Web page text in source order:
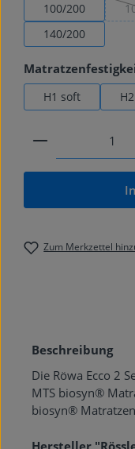
100/200
140/200
H1 soft
Produkt
Zum Merkzettel
Beschreibung
Die Röwa Ecco 2
MTS biosyn®
biosyn®
Hersteller